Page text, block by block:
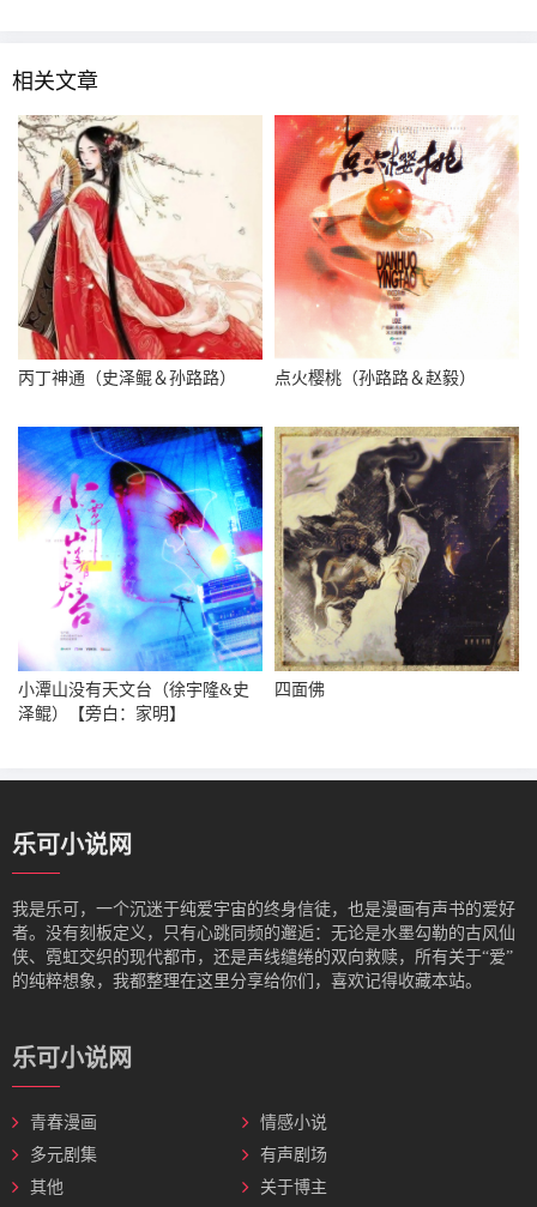
相关文章
丙丁神通（史泽鲲＆孙路路） 点火樱桃（孙路路＆赵毅）
小潭山没有天文台（徐宇隆&史
泽鲲）【旁白：家明】
四面佛
乐可小说网
我是‌乐可，一个沉迷于纯爱宇宙的终身信徒，也是漫画有声书的爱好
者。没有刻板定义，只有心跳同频的邂逅：无论是水墨勾勒的古风仙
侠、霓虹交织的现代都市，还是声线缱绻的双向救赎，所有关于“爱”
的纯粹想象，我都整理在这里分享给你们，喜欢记得收藏本站。
乐可小说网
青春漫画
情感小说
多元剧集
有声剧场
其他
关于博主